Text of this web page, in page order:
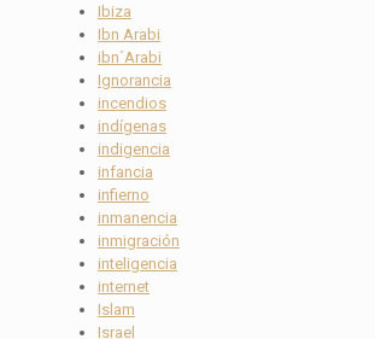
Ibiza
Ibn Arabi
ibn´Arabi
Ignorancia
incendios
indígenas
indigencia
infancia
infierno
inmanencia
inmigración
inteligencia
internet
Islam
Israel